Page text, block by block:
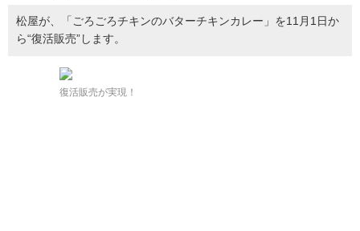
松屋が、「ごろごろチキンのバターチキンカレー」を11月1日か
ら“復活販売”します。
復活販売が実現！